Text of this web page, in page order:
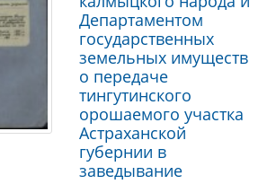
Департаментом
государственных
земельных имуществ
о передаче
тингутинского
орошаемого участка
Астраханской
губернии в
заведывание